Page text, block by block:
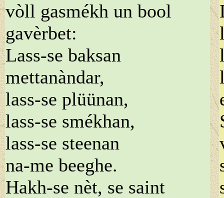
vòll gasmékh un bool
gavèrbet:
Lass-se baksan
mettanàndar,
lass-se plüünan,
lass-se smékhan,
lass-se steenan
na-me beeghe.
Hakh-se nèt, se saint